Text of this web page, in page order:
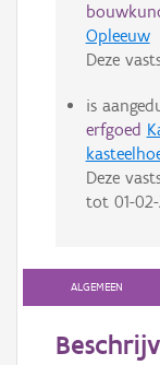
Opleeuw
Deze
is
erfgoed
Deze
tot 01-
ALGEMEEN